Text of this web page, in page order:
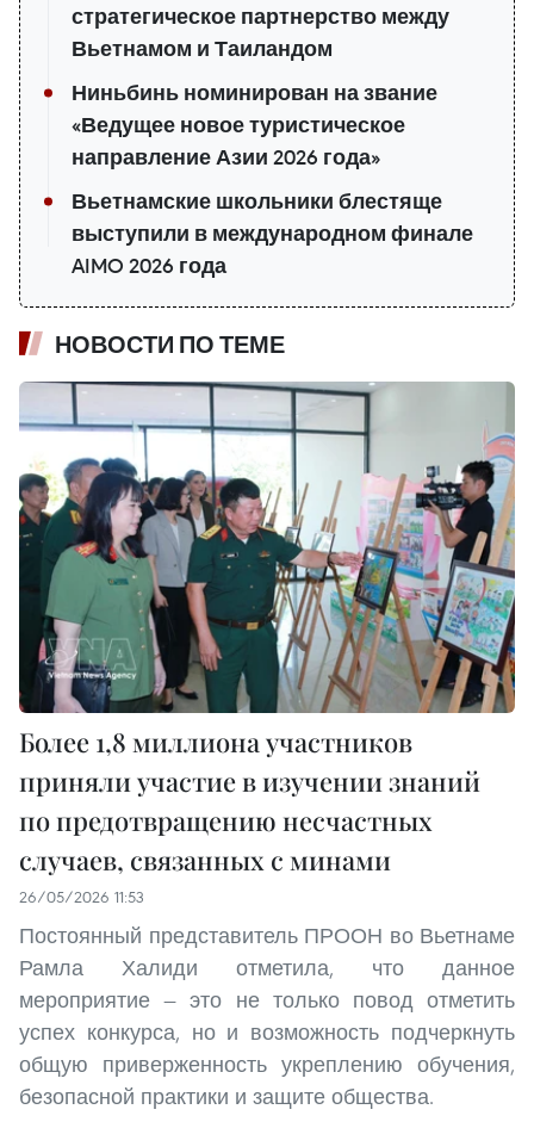
стратегическое партнерство между
Вьетнамом и Таиландом
Ниньбинь номинирован на звание
«Ведущее новое туристическое
направление Азии 2026 года»
Вьетнамские школьники блестяще
выступили в международном финале
AIMO 2026 года
НОВОСТИ ПО ТЕМЕ
Более 1,8 миллиона участников
приняли участие в изучении знаний
по предотвращению несчастных
случаев, связанных с минами
26/05/2026 11:53
Постоянный представитель ПРООН во Вьетнаме
Рамла Халиди отметила, что данное
мероприятие — это не только повод отметить
успех конкурса, но и возможность подчеркнуть
общую приверженность укреплению обучения,
безопасной практики и защите общества.